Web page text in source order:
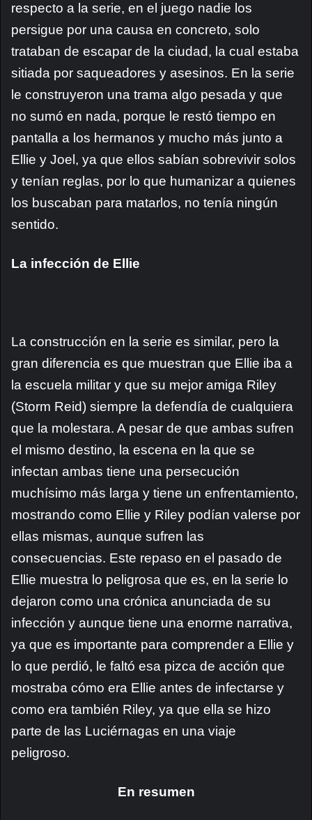
respecto a la serie, en el juego nadie los
persigue por una causa en concreto, solo
trataban de escapar de la ciudad, la cual estaba
sitiada por saqueadores y asesinos. En la serie
le construyeron una trama algo pesada y que
no sumó en nada, porque le restó tiempo en
pantalla a los hermanos y mucho más junto a
Ellie y Joel, ya que ellos sabían sobrevivir solos
y tenían reglas, por lo que humanizar a quienes
los buscaban para matarlos, no tenía ningún
sentido.
La infección de Ellie
La construcción en la serie es similar, pero la
gran diferencia es que muestran que Ellie iba a
la escuela militar y que su mejor amiga Riley
(Storm Reid) siempre la defendía de cualquiera
que la molestara. A pesar de que ambas sufren
el mismo destino, la escena en la que se
infectan ambas tiene una persecución
muchísimo más larga y tiene un enfrentamiento,
mostrando como Ellie y Riley podían valerse por
ellas mismas, aunque sufren las
consecuencias. Este repaso en el pasado de
Ellie muestra lo peligrosa que es, en la serie lo
dejaron como una crónica anunciada de su
infección y aunque tiene una enorme narrativa,
ya que es importante para comprender a Ellie y
lo que perdió, le faltó esa pizca de acción que
mostraba cómo era Ellie antes de infectarse y
como era también Riley, ya que ella se hizo
parte de las Luciérnagas en una viaje
peligroso.
En resumen